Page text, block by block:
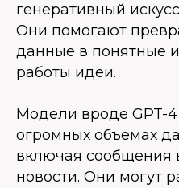
генеративный
Они помогают
данные в понятные
работы идеи.
Модели вроде GPT-
огромных объемах
включая сообщения
новости. Они могут